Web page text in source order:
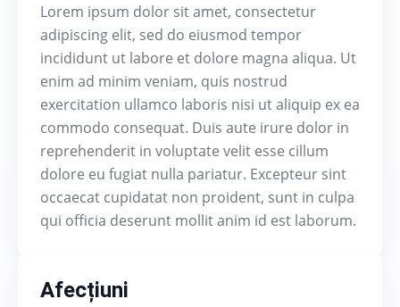
Lorem ipsum dolor sit amet, consectetur
adipiscing elit, sed do eiusmod tempor
incididunt ut labore et dolore magna aliqua. Ut
enim ad minim veniam, quis nostrud
exercitation ullamco laboris nisi ut aliquip ex ea
commodo consequat. Duis aute irure dolor in
reprehenderit in voluptate velit esse cillum
dolore eu fugiat nulla pariatur. Excepteur sint
occaecat cupidatat non proident, sunt in culpa
qui officia deserunt mollit anim id est laborum.
Afecțiuni